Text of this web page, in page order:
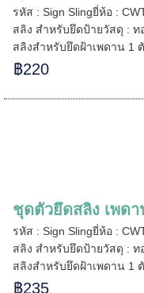
รหัส : Sign Slingยี่ห้อ :
สลิง สำหรับยึดป้ายวัสดุ : ท
สลิงสำหรับยึดฝ้าเพดาน 1
฿220
ชุดตัวยึดสลิง เพด
รหัส : Sign Slingยี่ห้อ :
สลิง สำหรับยึดป้ายวัสดุ : ท
สลิงสำหรับยึดฝ้าเพดาน 1
฿235